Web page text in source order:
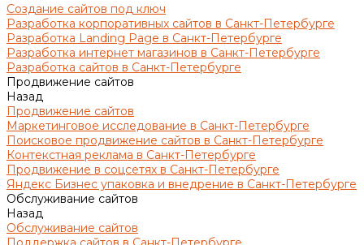
Создание сайтов под ключ
Разработка корпоративных сайтов в Санкт-Петербурге
Разработка Landing Page в Санкт-Петербурге
Разработка интернет магазинов в Санкт-Петербурге
Разработка сайтов в Санкт-Петербурге
Продвижение сайтов
Назад
Продвижение сайтов
Маркетинговое исследование в Санкт-Петербурге
Поисковое продвижение сайтов в Санкт-Петербурге
Контекстная реклама в Санкт-Петербурге
Продвижение в соцсетях в Санкт-Петербурге
Яндекс Бизнес упаковка и внедрение в Санкт-Петербурге
Обслуживание сайтов
Назад
Обслуживание сайтов